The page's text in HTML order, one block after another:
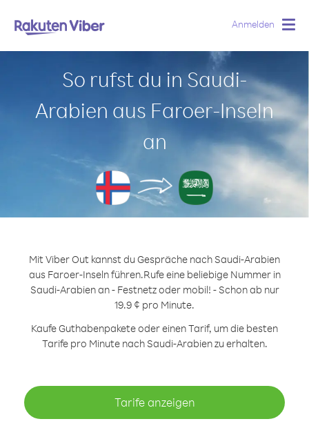
Anmelden
So rufst du in Saudi-
Arabien aus Faroer-Inseln
an
Mit Viber Out kannst du Gespräche nach Saudi-Arabien
aus Faroer-Inseln führen.Rufe eine beliebige Nummer in
Saudi-Arabien an - Festnetz oder mobil! - Schon ab nur
19.9 ¢ pro Minute.
Kaufe Guthabenpakete oder einen Tarif, um die besten
Tarife pro Minute nach Saudi-Arabien zu erhalten.
Tarife anzeigen